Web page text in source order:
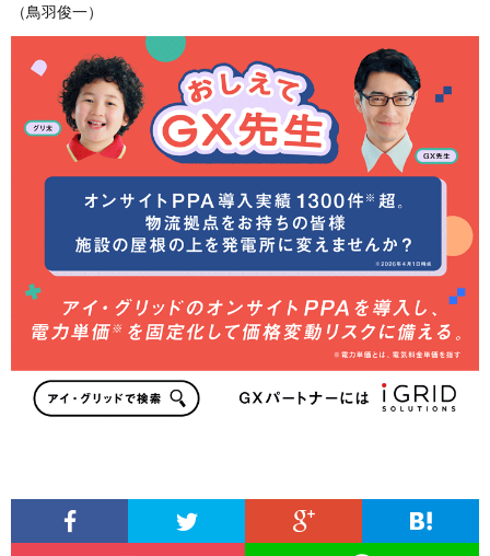
（鳥羽俊一）